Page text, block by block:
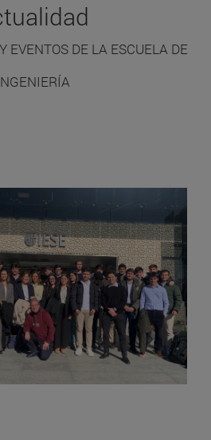
EVENTOS DE LA ESCUELA DE